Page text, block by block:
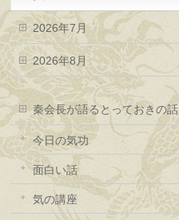
2026年7月
2026年8月
秦会長が語るとっておきの話
今日の気功
面白い話
気の講座